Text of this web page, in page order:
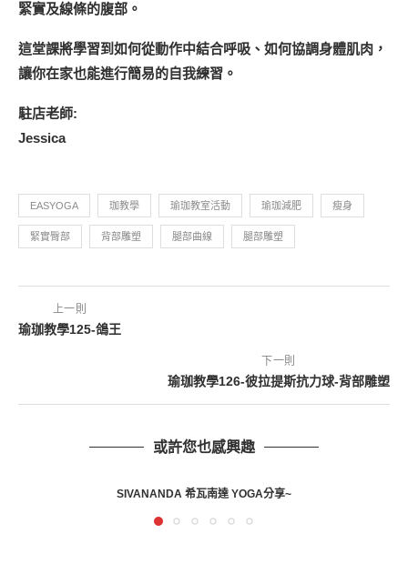
緊實及線條的腹部。
這堂課將學習到如何從動作中結合呼吸、如何協調身體肌肉，
讓你在家也能進行簡易的自我練習。
駐店老師:
Jessica
EASYOGA 珈教學 瑜珈教室活動 瑜珈減肥 瘦身
緊實臀部 背部雕塑 腿部曲線 腿部雕塑
上一則
瑜珈教學125-鴿王
下一則
瑜珈教學126-彼拉提斯抗力球-背部雕塑
或許您也感興趣